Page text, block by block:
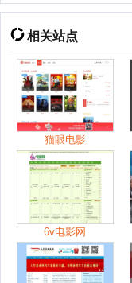
相关站点
猫眼电影
6v电影网